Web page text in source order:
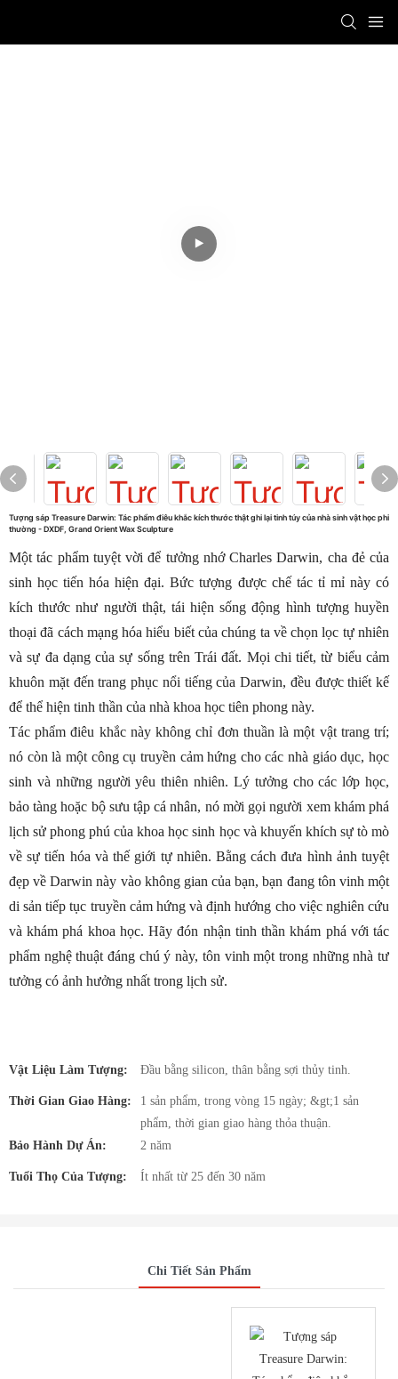
Tượng sáp Treasure Darwin: Tác phẩm điêu khắc kích thước thật ghi lại tinh túy của nhà sinh vật học phi
thường - DXDF, Grand Orient Wax Sculpture
Một tác phẩm tuyệt vời để tưởng nhớ Charles Darwin, cha đẻ của
sinh học tiến hóa hiện đại. Bức tượng được chế tác tỉ mỉ này có
kích thước như người thật, tái hiện sống động hình tượng huyền
thoại đã cách mạng hóa hiểu biết của chúng ta về chọn lọc tự nhiên
và sự đa dạng của sự sống trên Trái đất. Mọi chi tiết, từ biểu cảm
khuôn mặt đến trang phục nổi tiếng của Darwin, đều được thiết kế
để thể hiện tinh thần của nhà khoa học tiên phong này.
Tác phẩm điêu khắc này không chỉ đơn thuần là một vật trang trí;
nó còn là một công cụ truyền cảm hứng cho các nhà giáo dục, học
sinh và những người yêu thiên nhiên. Lý tưởng cho các lớp học,
bảo tàng hoặc bộ sưu tập cá nhân, nó mời gọi người xem khám phá
lịch sử phong phú của khoa học sinh học và khuyến khích sự tò mò
về sự tiến hóa và thế giới tự nhiên. Bằng cách đưa hình ảnh tuyệt
đẹp về Darwin này vào không gian của bạn, bạn đang tôn vinh một
di sản tiếp tục truyền cảm hứng và định hướng cho việc nghiên cứu
và khám phá khoa học. Hãy đón nhận tinh thần khám phá với tác
phẩm nghệ thuật đáng chú ý này, tôn vinh một trong những nhà tư
tưởng có ảnh hưởng nhất trong lịch sử.
Vật Liệu Làm Tượng: Đầu bằng silicon, thân bằng sợi thủy tinh.
Thời Gian Giao Hàng:
1 sản phẩm, trong vòng 15 ngày; &gt;1 sản
phẩm, thời gian giao hàng thỏa thuận.
Bảo Hành Dự Án:
2 năm
Tuổi Thọ Của Tượng: Ít nhất từ ​​25 đến 30 năm
Chi Tiết Sản Phẩm